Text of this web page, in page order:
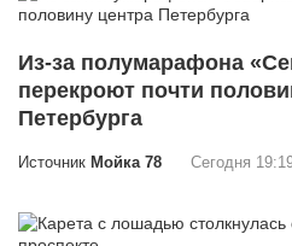
Из-за полумарафона
перекроют почти
Петербурга
Источник Мойка 78 Сегодня